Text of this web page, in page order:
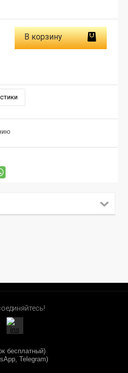
В корзину
бесплатный)
Telegram)